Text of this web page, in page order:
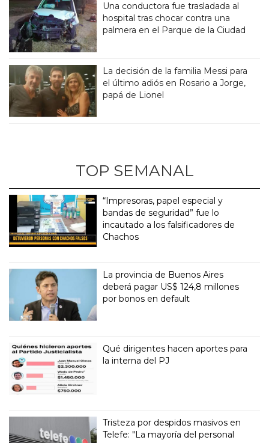
Una conductora fue trasladada al
hospital tras chocar contra una
palmera en el Parque de la Ciudad
La decisión de la familia Messi para
el último adiós en Rosario a Jorge,
papá de Lionel
TOP SEMANAL
“Impresoras, papel especial y
bandas de seguridad” fue lo
incautado a los falsificadores de
Chachos
La provincia de Buenos Aires
deberá pagar US$ 124,8 millones
por bonos en default
Qué dirigentes hacen aportes para
la interna del PJ
Tristeza por despidos masivos en
Telefe: "La mayoría del personal